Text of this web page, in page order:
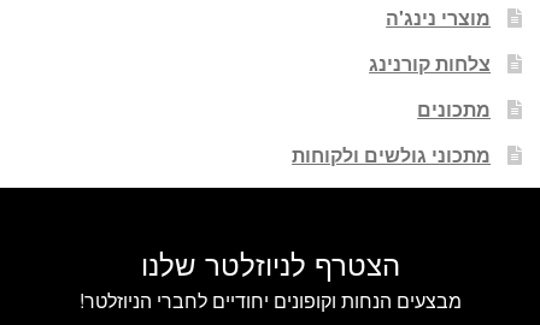
מוצרי נינג'ה
צלחות קורנינג
מתכונים
מתכוני גולשים ולקוחות
הצטרף לניוזלטר שלנו
מבצעים הנחות וקופונים יחודיים לחברי הניוזלטר!